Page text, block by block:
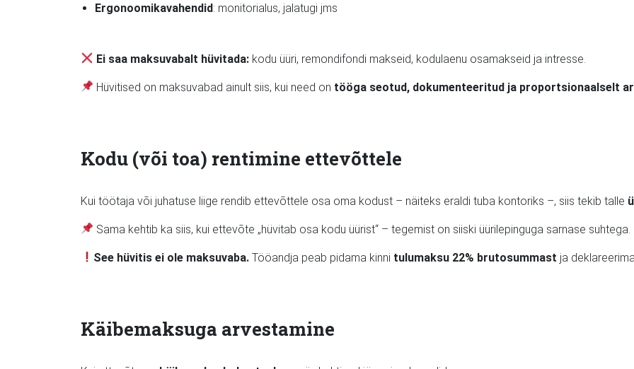
Ergonoomikavahendid: monitorialus, jalatugi jms
Ei saa maksuvabalt hüvitada: kodu üüri, remondifondi makseid, kodulaenu osamakseid ja intresse.
Hüvitised on maksuvabad ainult siis, kui need on tööga seotud, dokumenteeritud ja proportsionaalselt
Kodu (või toa) rentimine ettevõttele
Kui töötaja või juhatuse liige rendib ettevõttele osa oma kodust – näiteks eraldi tuba kontoriks –, siis tekib talle
Sama kehtib ka siis, kui ettevõte „hüvitab osa kodu üürist“ – tegemist on siiski üürilepinguga sarnase suhtega.
See hüvitis ei ole maksuvaba. Tööandja peab pidama kinni tulumaksu 22% brutosummast ja
Käibemaksuga arvestamine